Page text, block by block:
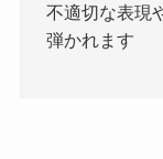
不適切な表現
弾かれます